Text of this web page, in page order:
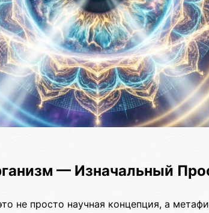
— Изначальный
не просто научная концепция, а